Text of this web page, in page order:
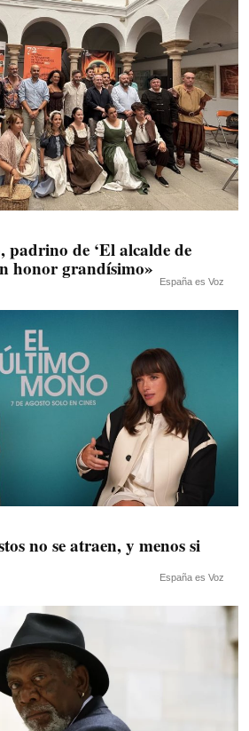
padrino de ‘El alcalde de
honor grandísimo»
España es Voz
no se atraen, y menos si
España es Voz